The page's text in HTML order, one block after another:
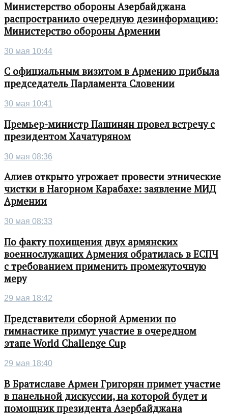
Министерство обороны Азербайджана
распространило очередную дезинформацию:
Министерство обороны Армении
30 мая 10:44
С официальным визитом в Армению прибыла
председатель Парламента Словении
30 мая 10:41
Премьер-министр Пашинян провел встречу с
президентом Хачатуряном
30 мая 08:36
Алиев открыто угрожает провести этнические
чистки в Нагорном Карабахе: заявление МИД
Армении
30 мая 08:33
По факту похищения двух армянских
военнослужащих Армения обратилась в ЕСПЧ
с требованием применить промежуточную
меру
29 мая 18:42
Представители сборной Армении по
гимнастике примут участие в очередном
этапе World Challenge Cup
29 мая 18:40
В Братиславе Армен Григорян примет участие
в панельной дискуссии, на которой будет и
помощник президента Азербайджана